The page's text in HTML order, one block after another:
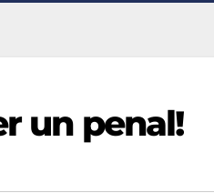
un penal!